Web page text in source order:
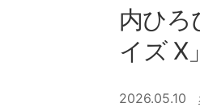
内ひろ
イズ X
2026.05.10